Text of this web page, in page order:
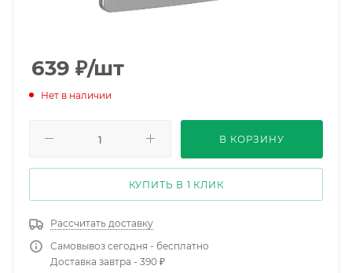
639 ₽/шт
Нет в наличии
В КОРЗИНУ
КУПИТЬ В 1 КЛИК
Рассчитать доставку
Самовывоз сегодня - бесплатно
Доставка завтра - 390 ₽